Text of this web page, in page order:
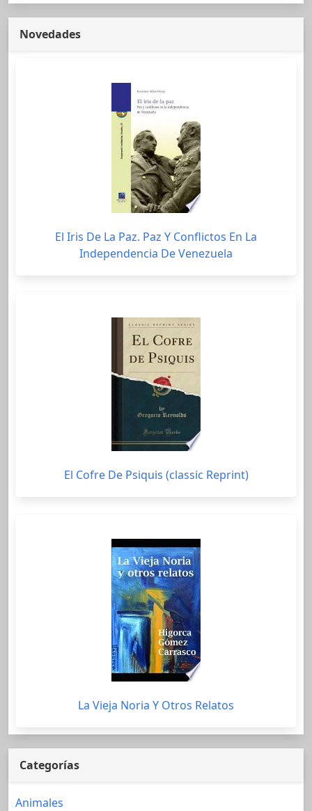
Novedades
El Iris De La Paz. Paz Y Conflictos En La
Independencia De Venezuela
El Cofre De Psiquis (classic Reprint)
La Vieja Noria Y Otros Relatos
Categorías
Animales